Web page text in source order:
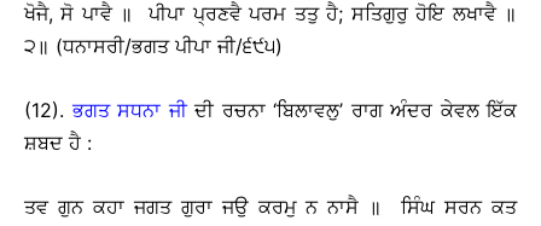
ਖੋਜੈ, ਸੋ ਪਾਵੈ ॥ ਪੀਪਾ ਪ੍ਰਣਵੈ ਪਰਮ ਤਤੁ ਹੈ; ਸਤਿਗੁਰੁ ਹੋਇ ਲਖਾਵੈ ॥
੨॥ (ਧਨਾਸਰੀ/ਭਗਤ ਪੀਪਾ ਜੀ/੬੯੫)
(12).ਭਗਤ ਸਧਨਾ ਜੀਦੀ ਰਚਨਾ ‘ਬਿਲਾਵਲੁ’ ਰਾਗ ਅੰਦਰ ਕੇਵਲ ਇੱਕ
ਸ਼ਬਦ ਹੈ :
ਤਵ ਗੁਨ ਕਹਾ ਜਗਤ ਗੁਰਾ ਜਉ ਕਰਮੁ ਨ ਨਾਸੈ ॥ ਸਿੰਘ ਸਰਨ ਕਤ